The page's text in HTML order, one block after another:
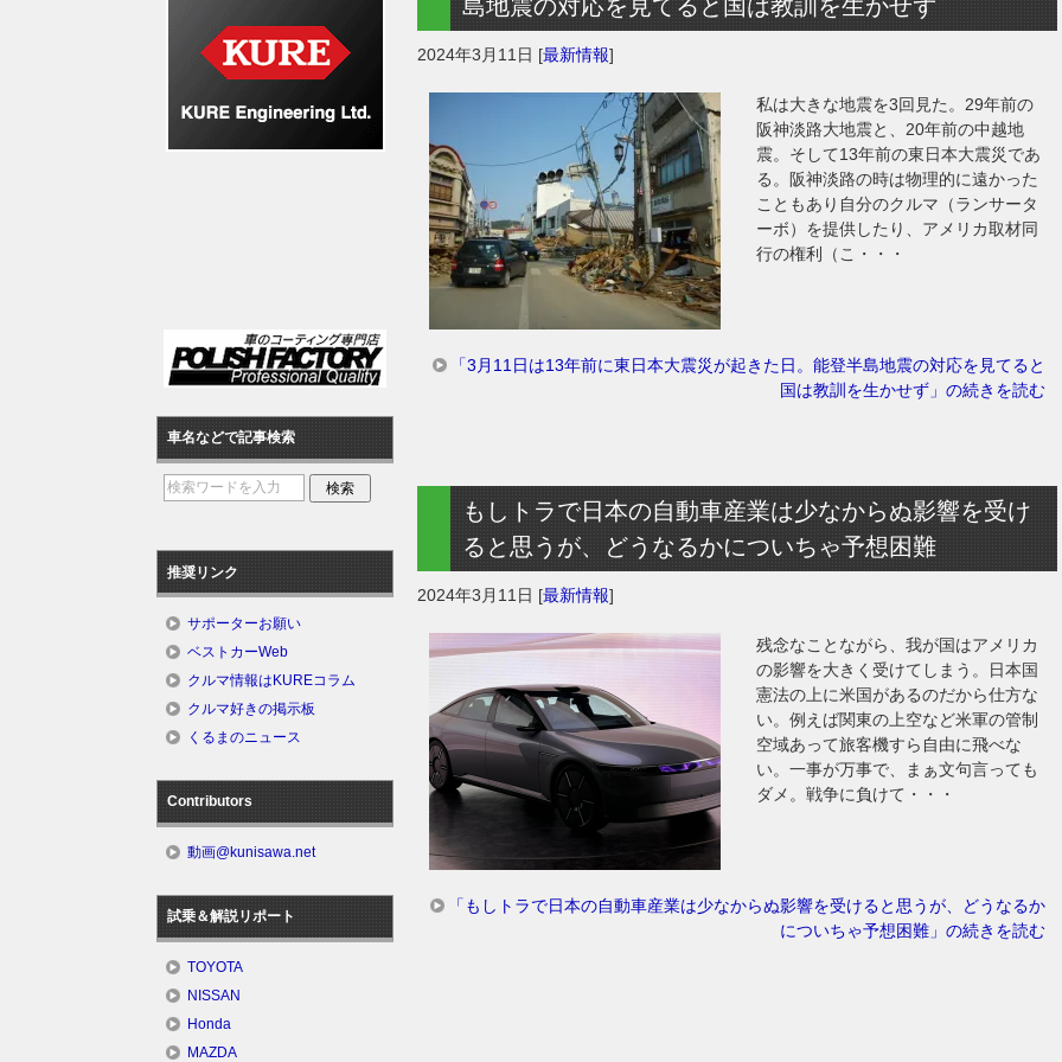
島地震の対応を見てると国は教訓を生かせず
2024年3月11日 [最新情報]
私は大きな地震を3回見た。29年前の
阪神淡路大地震と、20年前の中越地
震。そして13年前の東日本大震災であ
る。阪神淡路の時は物理的に遠かった
こともあり自分のクルマ（ランサータ
ーボ）を提供したり、アメリカ取材同
行の権利（こ・・・
「3月11日は13年前に東日本大震災が起きた日。能登半島地震の対応を見てると
国は教訓を生かせず」の続きを読む
もしトラで日本の自動車産業は少なからぬ影響を受け
ると思うが、どうなるかについちゃ予想困難
2024年3月11日 [最新情報]
残念なことながら、我が国はアメリカ
の影響を大きく受けてしまう。日本国
憲法の上に米国があるのだから仕方な
い。例えば関東の上空など米軍の管制
空域あって旅客機すら自由に飛べな
い。一事が万事で、まぁ文句言っても
ダメ。戦争に負けて・・・
「もしトラで日本の自動車産業は少なからぬ影響を受けると思うが、どうなるか
についちゃ予想困難」の続きを読む
車名などで記事検索
推奨リンク
サポーターお願い
ベストカーWeb
クルマ情報はKUREコラム
クルマ好きの掲示板
くるまのニュース
Contributors
動画@kunisawa.net
試乗＆解説リポート
TOYOTA
NISSAN
Honda
MAZDA